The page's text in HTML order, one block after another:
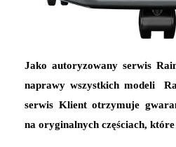
Jako autoryzowany serwis
naprawy wszystkich modeli
serwis Klient otrzymuje
na oryginalnych częściach,